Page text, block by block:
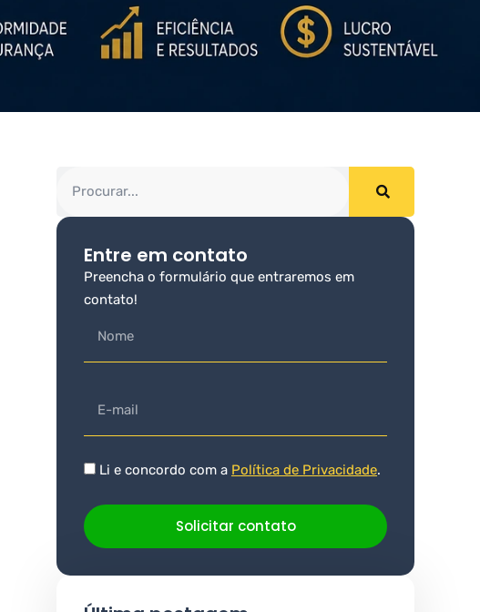
Entre em contato
Preencha o formulário que entraremos em
contato!
Li e concordo com a Política de Privacidade.
Solicitar contato